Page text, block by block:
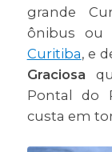
grande
ônibus
Curitiba, e
Graciosa
Pontal do
custa em